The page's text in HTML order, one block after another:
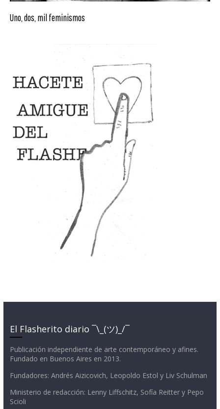
Uno, dos, mil feminismos
El Flasherito diario ¯\_(ツ)_/¯
Publicación independiente de arte contemporáneo y afines.
Fundado en Buenos Aires en 2013.
Fundadores: Andrés Aizicovich, Leopoldo Estol y Liv Schulman
Ministerio de redacción: Lenny Liffschitz, Sofía Reitter y Pepo
Scioli